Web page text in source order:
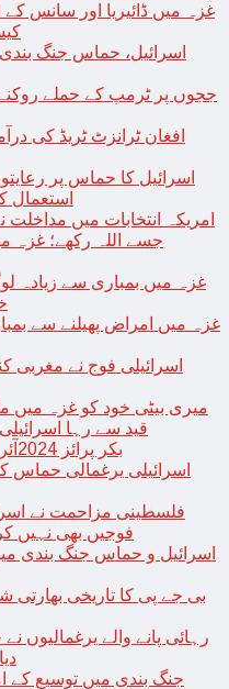
غزہ میں ڈائیریا اور سانس کے
اسرائیل، حماس جنگ
اسرائیل کا حماس پر
استعمال
امریکہ انتخابات میں
غزہ میں بمباری سے زیادہ
غزہ میں امراض پھیلنے سے
اسرائیلی فوج نے مغربی
میری بیٹی خود کو غزہ
قید سے رہا
بکر پرائز 2024آئرش مصنف پال لنچ نے جیت لیا
اسرائیلی یرغمالی
فلسطینی مزاحمت نے
فوجیں بھی نہیں
بی جے پی کا تاریخی بھارتی
رہائی پانے والے یرغمالیوں
جنگ بندی میں توسیع کے